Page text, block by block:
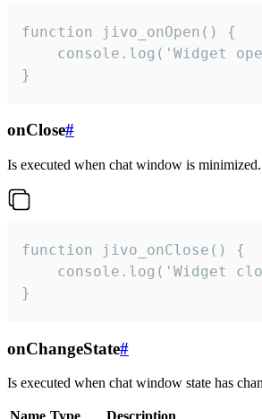
function jivo_onOpen() {
console.log('Widget
}
onClose#
Is executed when chat window is minimized.
function jivo_onClose() {
console.log('Widget
}
onChangeState#
Is executed when chat window state has